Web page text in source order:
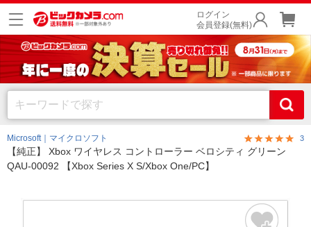
ログイン
会員登録(無料)
Microsoft｜マイクロソフト 3
【純正】 Xbox ワイヤレス コントローラー ベロシティ グリーン
QAU-00092 【Xbox Series X S/Xbox One/PC】